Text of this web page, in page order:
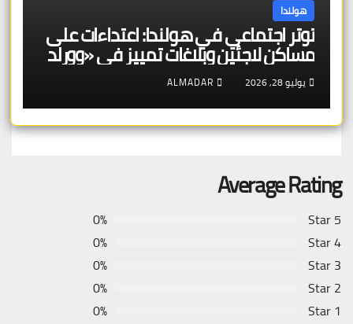
هولندا
توتر اجتماعي في هولندا: اعتداءات على
مساكن لاجئين وبلاغات تمييز في «وورلد
برايد»
يوليو 28, 2026 ALMADAR
Average Rating
5 Star
0%
4 Star
0%
3 Star
0%
2 Star
0%
1 Star
0%